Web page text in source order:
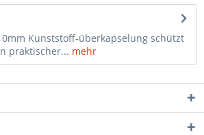
Kunststoff-überkapselung schützt
praktischer... mehr